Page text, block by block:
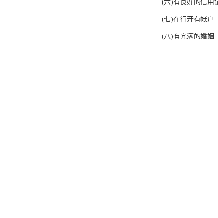
(六)有良好的信用
(七)在行开有帐户
(八)有完满的婚姻